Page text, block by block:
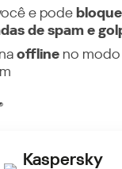
e pode
de spam e
offline no modo
Kaspersky